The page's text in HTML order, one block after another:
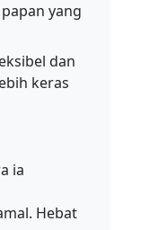
yang
dan
keras
ia
Hebat